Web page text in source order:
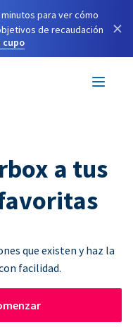
para ver cómo
de recaudación
cupo
×
a tus
que existen y haz la
facilidad.